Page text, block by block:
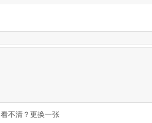
看不清？更换一张